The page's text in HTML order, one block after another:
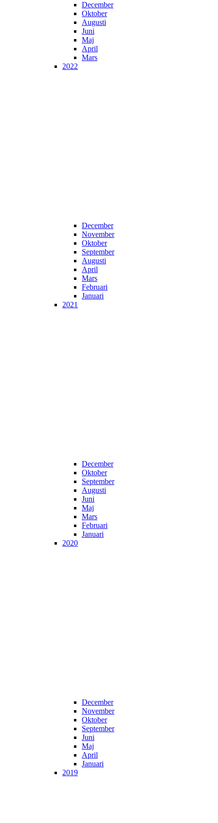
December
Oktober
Augusti
Juni
Maj
April
Mars
2022
December
November
Oktober
September
Augusti
April
Mars
Februari
Januari
2021
December
Oktober
September
Augusti
Juni
Maj
Mars
Februari
Januari
2020
December
November
Oktober
September
Juni
Maj
April
Januari
2019